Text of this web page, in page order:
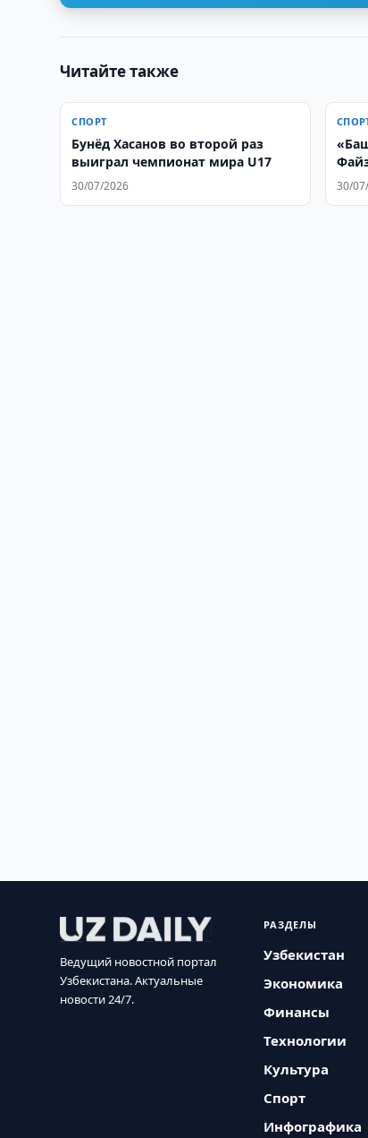
Читайте также
СПОРТ
Бунёд Хасанов во второй раз
выиграл чемпионат мира U17
30/07/2026 30/
Ведущий новостной портал
Узбекистана. Актуальные
новости 24/7.
РАЗДЕЛЫ
Узбекистан
Экономика
Финансы
Технологии
Культура
Спорт
Инфографика